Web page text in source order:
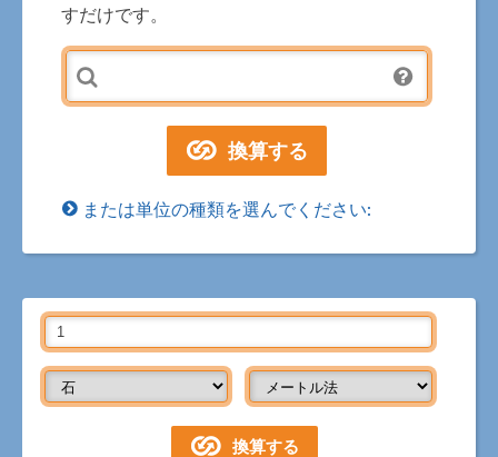
すだけです。
または単位の種類を選んでください: